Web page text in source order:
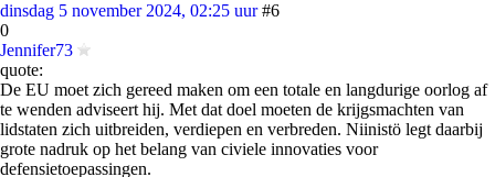
dinsdag 5 november 2024, 02:25 uur #6
0
Jennifer73
quote:
De EU moet zich gereed maken om een totale en langdurige oorlog af
te wenden adviseert hij. Met dat doel moeten de krijgsmachten van
lidstaten zich uitbreiden, verdiepen en verbreden. Niinistö legt daarbij
grote nadruk op het belang van civiele innovaties voor
defensietoepassingen.